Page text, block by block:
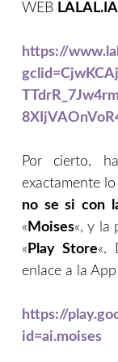
WEB LALAL.IA
https://
Por cierto,
exactamente
no se si con
« Moises«, y la
« Play Store«.
enlace a la App
https://
id=ai.moises